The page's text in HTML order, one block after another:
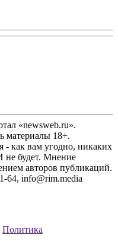
«newsweb.ru».
материалы 18+.
- как вам угодно, никаких
не будет. Мнение
авторов публикаций.
64, info@rim.media
Политика